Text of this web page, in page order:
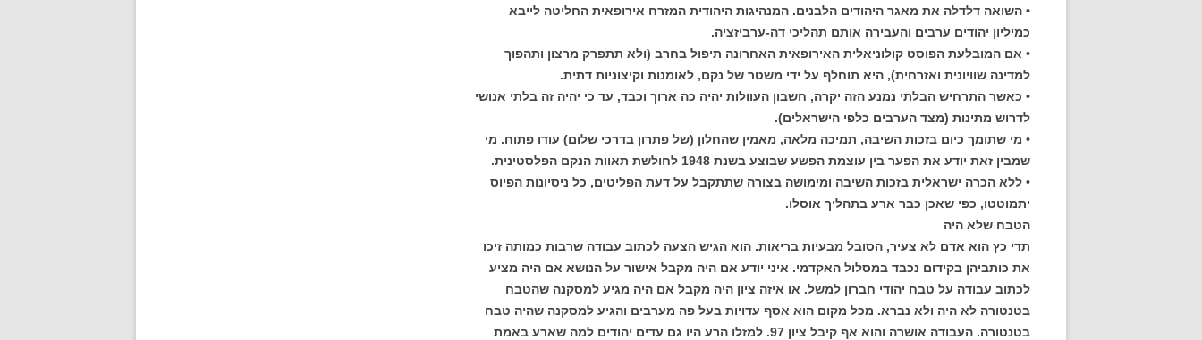
• השואה דלדלה את מאגר היהודים הלבנים. המנהיגות היהודית המזרח אירופאית החליטה לייבא
כמיליון יהודים ערבים והעבירה אותם תהליכי דה-ערביזציה.
• אם המובלעת הפוסט קולוניאלית האירופאית האחרונה תיפול בחרב (ולא תתפרק מרצון ותהפוך
למדינה שוויונית ואזרחית), היא תוחלף על ידי משטר של נקם, לאומנות וקיצוניות דתית.
• כאשר התרחיש הבלתי נמנע הזה יקרה, חשבון העוולות יהיה כה ארוך וכבד, עד כי יהיה זה בלתי אנושי
לדרוש מתינות (מצד הערבים כלפי הישראלים).
• מי שתומך כיום בזכות השיבה, תמיכה מלאה, מאמין שהחלון (של פתרון בדרכי שלום) עודו פתוח. מי
שמבין זאת יודע את הפער בין עוצמת הפשע שבוצע בשנת 1948 לחולשת תאוות הנקם הפלסטינית.
• ללא הכרה ישראלית בזכות השיבה ומימושה בצורה שתתקבל על דעת הפליטים, כל ניסיונות הפיוס
יתמוטטו, כפי שאכן כבר ארע בתהליך אוסלו.
הטבח שלא היה
תדי כץ הוא אדם לא צעיר, הסובל מבעיות בריאות. הוא הגיש הצעה לכתוב עבודה שרבות כמותה זיכו
את כותביהן בקידום נכבד במסלול האקדמי. איני יודע אם היה מקבל אישור על הנושא אם היה מציע
לכתוב עבודה על טבח יהודי חברון למשל. או איזה ציון היה מקבל אם היה מגיע למסקנה שהטבח
בטנטורה לא היה ולא נברא. מכל מקום הוא אסף עדויות בעל פה מערבים והגיע למסקנה שהיה טבח
בטנטורה. העבודה אושרה והוא אף קיבל ציון 97. למזלו הרע היו גם עדים יהודים למה שארע באמת